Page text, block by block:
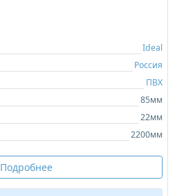
Ideal
Россия
ПВХ
85мм
22мм
2200мм
Подробнее